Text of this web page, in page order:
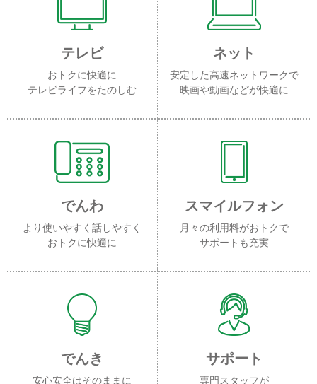
テレビ
おトクに快適に
テレビライフをたのしむ
ネット
安定した高速ネットワークで
映画や動画などが快適に
でんわ
より使いやすく話しやすく
おトクに快適に
スマイルフォン
月々の利用料がおトクで
サポートも充実
でんき
安心安全はそのままに
サポート
専門スタッフが